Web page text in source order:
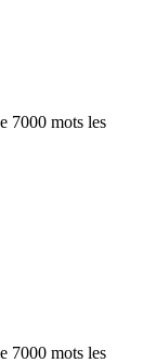
7000 mots les
7000 mots les